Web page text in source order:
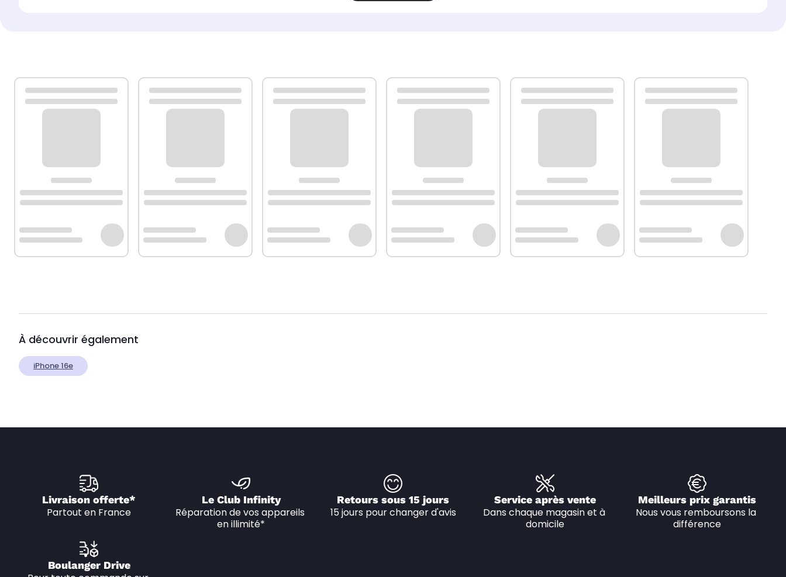
À découvrir également
iPhone 16e
Livraison offerte*
Partout en France
Le Club Infinity
Réparation de vos appareils
en illimité*
Retours sous 15 jours
15 jours pour changer d'avis
Service après vente
Dans chaque magasin et à
domicile
Meilleurs prix garantis
Nous vous remboursons la
différence
Boulanger Drive